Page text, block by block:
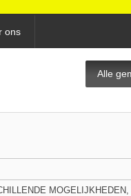
ons
Alle
MOGELIJKHEDEN,